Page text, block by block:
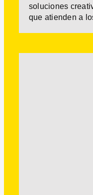
soluciones
que atienden a